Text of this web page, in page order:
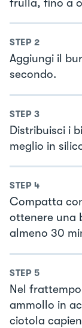
frulla, fino a
STEP 2
Aggiungi il
secondo.
STEP 3
Distribuisci i
meglio in
STEP 4
Compatta
ottenere una
almeno 30
STEP 5
Nel
ammollo in
ciotola